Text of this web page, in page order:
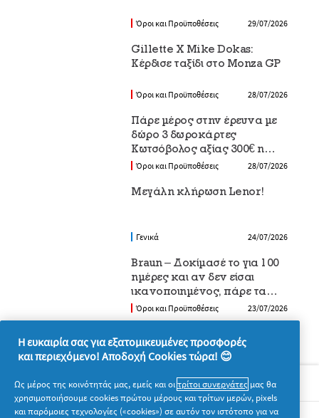
Όροι και Προϋποθέσεις 29/07/2026
Gillette X Mike Dokas:
Κέρδισε ταξίδι στο Monza GP
Όροι και Προϋποθέσεις 28/07/2026
Πάρε μέρος στην έρευνα με
δώρο 3 δωροκάρτες
Κωτσόβολος αξίας 300€ η
καθεμία
Όροι και Προϋποθέσεις 28/07/2026
Μεγάλη κλήρωση Lenor!
Γενικά 24/07/2026
Braun – Δοκίμασέ το για 100
ημέρες και αν δεν είσαι
ικανοποιημένος, πάρε τα
χρήματά σου πίσω
Όροι και Προϋποθέσεις 23/07/2026
Σχετικά με την P&G
Η ευκαιρία σας για εξατομικευμένες προσφορές
και περιεχόμενο! Αποδοχή Cookies τώρα! 😊
Ως μέρος της κοινότητάς μας, εμείς και οιτρίτοι συνεργάτες μας θα
χρησιμοποιήσουμε cookies πρώτου μέρους και τρίτων μερών, pixels
και παρόμοιες τεχνολογίες («cookies») σε αυτόν τον ιστότοπο για να